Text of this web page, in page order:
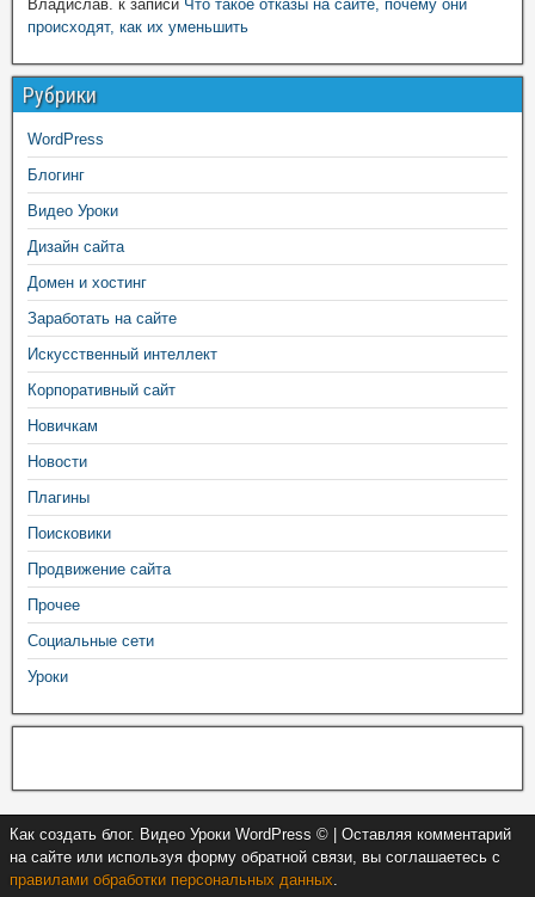
Владислав. к записи Что такое отказы на сайте, почему они
происходят, как их уменьшить
Рубрики
WordPress
Блогинг
Видео Уроки
Дизайн сайта
Домен и хостинг
Заработать на сайте
Искусственный интеллект
Корпоративный сайт
Новичкам
Новости
Плагины
Поисковики
Продвижение сайта
Прочее
Социальные сети
Уроки
Как создать блог. Видео Уроки WordPress © | Оставляя комментарий
на сайте или используя форму обратной связи, вы соглашаетесь с
правилами обработки персональных данных.